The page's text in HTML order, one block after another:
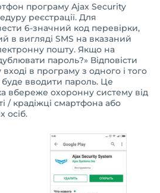
програму Ajax Security
реєстрації. Для
6-значний код перевірки,
в вигляді SMS на вказаний
пошту. Якщо на
пароль?» Відповісти
в програму з одного і того
вводити пароль. Це
вбереже охоронну систему від
/ крадіжці смартфона або
осіб.